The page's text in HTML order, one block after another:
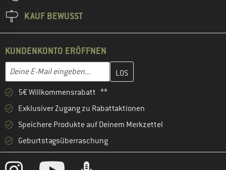
KAUF BEWUSST
KUNDENKONTO ERÖFFNEN
E-Mail-Adresse
Gib hier deine E-Mail-Adresse ein und erstelle im nächsten
5€ Willkommensrabatt **
Exklusiver Zugang zu Rabattaktionen
Speichere Produkte auf Deinem Merkzettel
Geburtstagsüberraschung